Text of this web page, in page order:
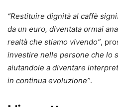
“Restituire dignità al caffè
da un euro, diventata ormai
realtà che stiamo vivendo”,
investire nelle persone che lo
aiutandole a diventare
in continua evoluzione”.